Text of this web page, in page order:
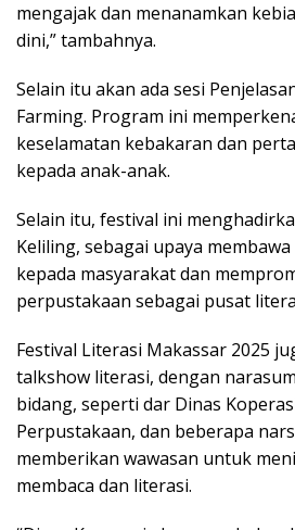
mengajak dan menanamkan
dini,” tambahnya.
Selain itu akan ada sesi
Farming. Program ini
keselamatan kebakaran dan
kepada anak-anak.
Selain itu, festival ini
Keliling, sebagai upaya
kepada masyarakat dan
perpustakaan sebagai pusat
Festival Literasi Makassar 2025
talkshow literasi, dengan
bidang, seperti dar Dinas
Perpustakaan, dan beberapa
memberikan wawasan untuk
membaca dan literasi.